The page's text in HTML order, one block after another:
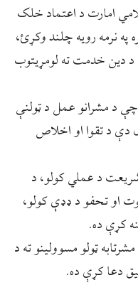
امارت د اعتماد خلک
نرمه رویه چلند وکړئ،
د دین خدمت ته لومړیتوب
چې د مشرانو عمل د ټولنې
دې د تقوا او اخلاص
د عملي کولو، د
او تحفو د ډډې کولو،
کړې ده.
ټولو مسوولينو ته د
دعا کړې ده.